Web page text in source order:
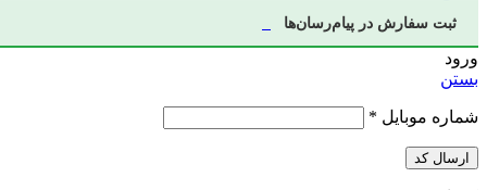
ثبت سفارش در پیام‌رسان‌ها
ورود
بستن
شماره موبایل *
ارسال کد